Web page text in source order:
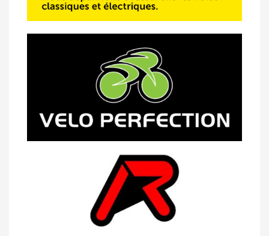
14/04 -Photos -Les photos du 5e GP
de Semsales
Classement Route -
Semsales (TdC #2)